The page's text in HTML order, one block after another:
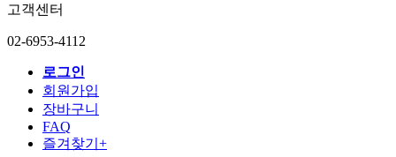
고객센터
02-6953-4112
로그인
회원가입
장바구니
FAQ
즐겨찾기+